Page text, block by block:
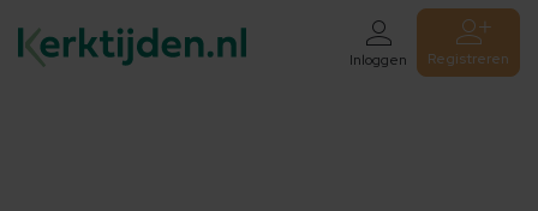
Inloggen Registreren